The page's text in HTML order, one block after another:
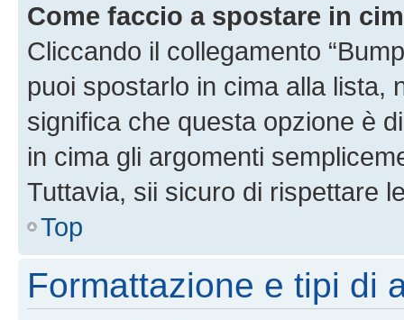
Come faccio a spostare in
Cliccando il collegamento
puoi spostarlo in cima alla lista,
significa che questa opzione è
in cima gli argomenti
Tuttavia, sii sicuro di rispettare
Top
Formattazione e tipi di